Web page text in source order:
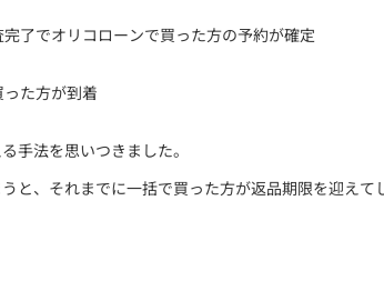
了でオリコローンで買った方の予約が確定
た方が到着
手法を思いつきました。
と、それまでに一括で買った方が返品期限を迎え